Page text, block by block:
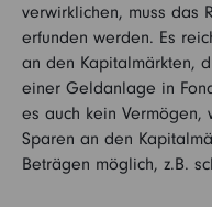
verwirklichen, muss das
erfunden werden. Es
an den Kapitalmärkten,
einer Geldanlage in
es auch kein
Sparen an den
Beträgen möglich, z.B.